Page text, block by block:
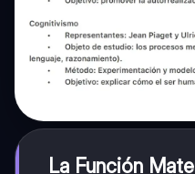
La Función